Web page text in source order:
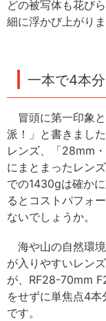
どの被写体も花び
細に浮かび上がりま
一本で4本
冒頭に第一印象
派！」と書きまし
レンズ、「28mm
にまとまったレン
での1430gは確か
るとコストパフォ
ないでしょうか。
海や山の自然環
が入りやすいレン
が、RF28-70mm
をせずに単焦点4
です。